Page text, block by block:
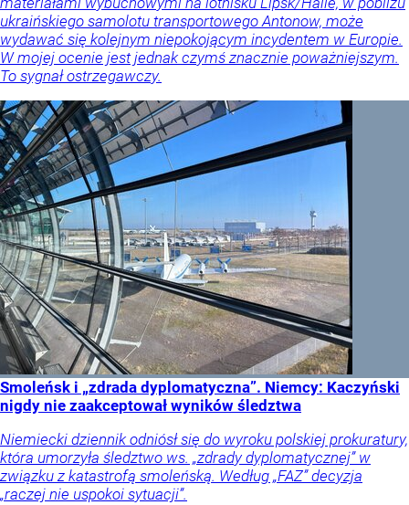
ukraińskiego samolotu transportowego Antonow, może
wydawać się kolejnym niepokojącym incydentem w Europie.
W mojej ocenie jest jednak czymś znacznie poważniejszym.
To sygnał ostrzegawczy.
Smoleńsk i „zdrada dyplomatyczna”. Niemcy: Kaczyński
nigdy nie zaakceptował wyników śledztwa
Niemiecki dziennik odniósł się do wyroku polskiej prokuratury,
która umorzyła śledztwo ws. „zdrady dyplomatycznej” w
związku z katastrofą smoleńską. Według „FAZ” decyzja
„raczej nie uspokoi sytuacji”.